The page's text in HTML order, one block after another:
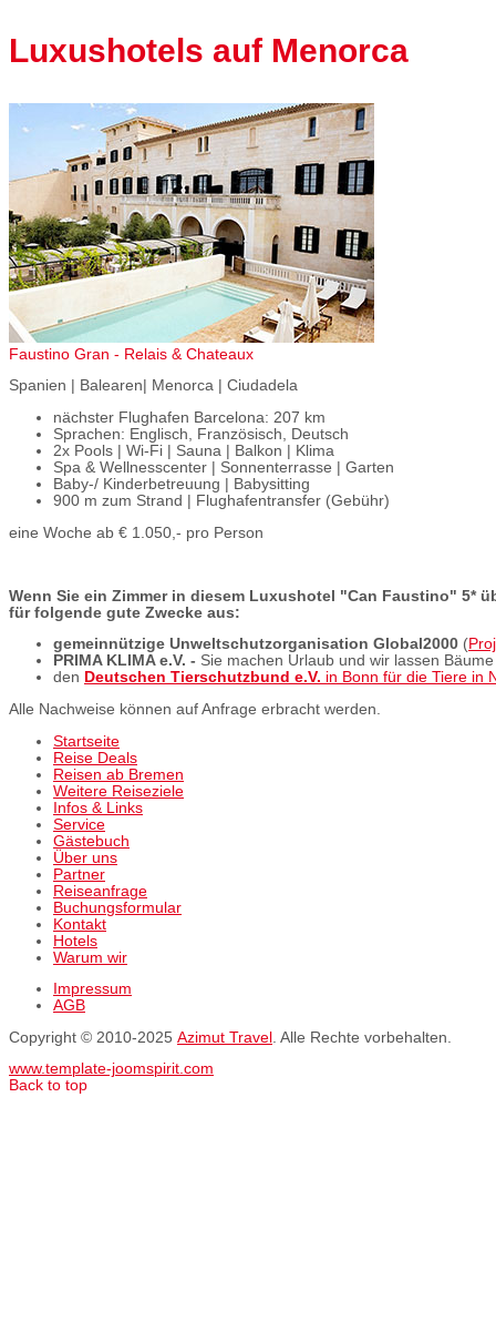
Luxushotels auf Menorca
Faustino Gran - Relais & Chateaux
Spanien | Balearen| Menorca | Ciudadela
nächster Flughafen Barcelona: 207 km
Sprachen: Englisch, Französisch, Deutsch
2x Pools | Wi-Fi | Sauna | Balkon | Klima
Spa & Wellnesscenter | Sonnenterrasse | Garten
Baby-/ Kinderbetreuung | Babysitting
900 m zum Strand | Flughafentransfer (Gebühr)
eine Woche ab € 1.050,- pro Person
Wenn Sie ein Zimmer in diesem Luxushotel "Can Faustino" 5*
für folgende gute Zwecke aus:
gemeinnützige Unweltschutzorganisation Global2000 (
PRIMA KLIMA e.V. - Sie machen Urlaub und wir lassen
den Deutschen Tierschutzbund e.V. in Bonn für die Tiere in
Alle Nachweise können auf Anfrage erbracht werden.
Startseite
Reise Deals
Reisen ab Bremen
Weitere Reiseziele
Infos & Links
Service
Gästebuch
Über uns
Partner
Reiseanfrage
Buchungsformular
Kontakt
Hotels
Warum wir
Impressum
AGB
Copyright © 2010-2025 Azimut Travel
. Alle Rechte vorbehalten.
www.template-joomspirit.com
Back to top